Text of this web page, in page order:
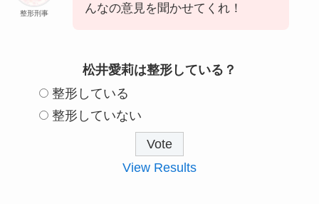
整形刑事
んなの意見を聞かせてくれ！
松井愛莉は整形している？
整形している
整形していない
View Results